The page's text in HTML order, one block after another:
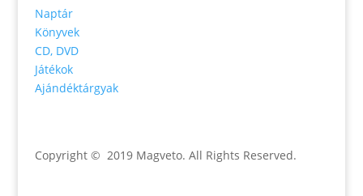
Naptár
Könyvek
CD, DVD
Játékok
Ajándéktárgyak
Copyright © 2019 Magveto. All Rights Reserved.